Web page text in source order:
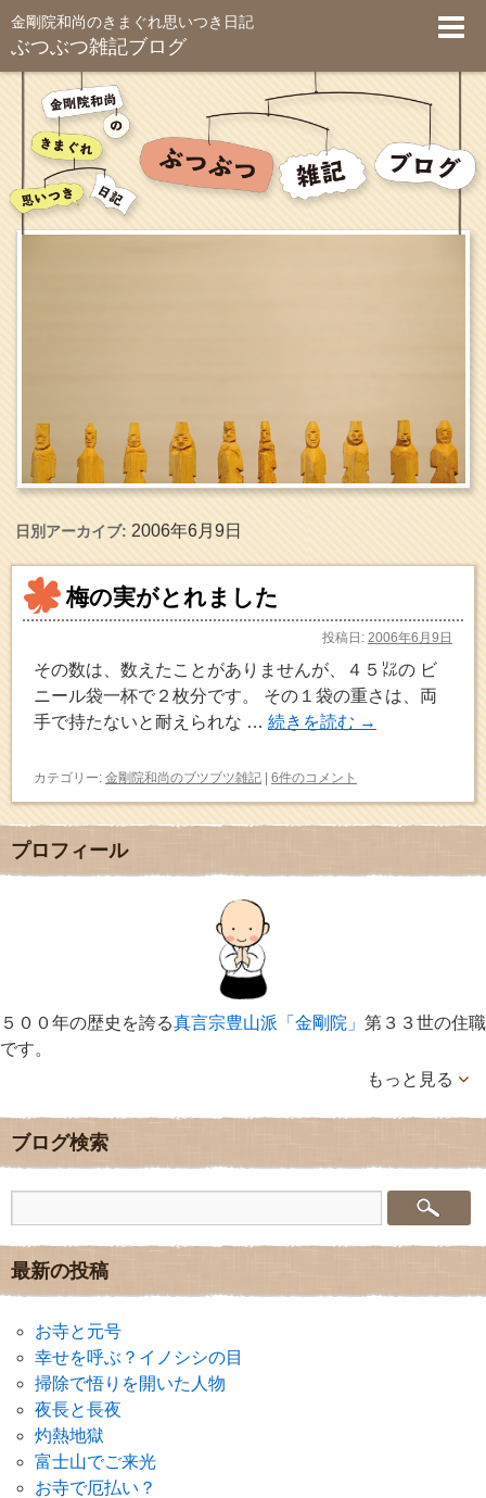
金剛院和尚のきまぐれ思いつき日記
ぶつぶつ雑記ブログ
日別アーカイブ:2006年6月9日
梅の実がとれました
投稿日: 2006年6月9日
その数は、数えたことがありませんが、４５㍑の ビ
ニール袋一杯で２枚分です。 その１袋の重さは、両
手で持たないと耐えられな … 続きを読む →
カテゴリー: 金剛院和尚のブツブツ雑記 | 6件のコメント
プロフィール
５００年の歴史を誇る真言宗豊山派「金剛院」 第３３世の住職
です。
もっと見る
ブログ検索
最新の投稿
お寺と元号
幸せを呼ぶ？イノシシの目
掃除で悟りを開いた人物
夜長と長夜
灼熱地獄
富士山でご来光
お寺で厄払い？